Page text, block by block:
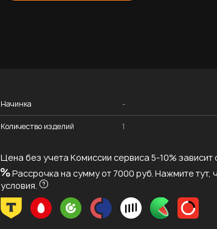
Начинка -
Количество изделий 1
Цена без учета Комиссии сервиса 5-10% зависит
Рассрочка на сумму от 7000 руб. Нажмите тут,
условия.